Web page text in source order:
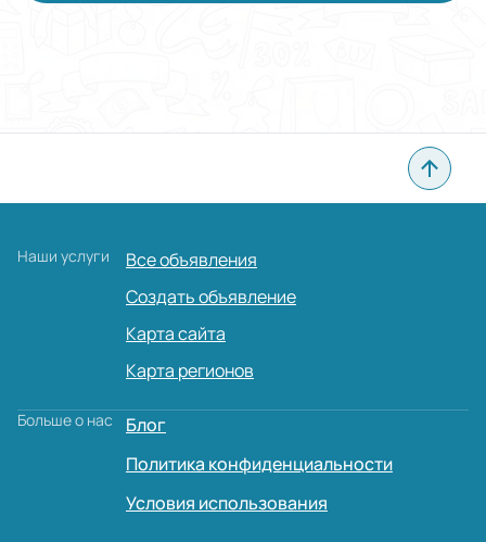
Наши услуги
Все объявления
Создать объявление
Карта сайта
Карта регионов
Больше о нас
Блог
Политика конфиденциальности
Условия использования